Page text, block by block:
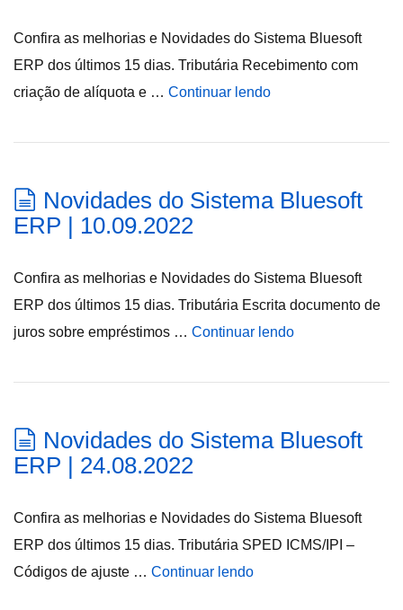
Confira as melhorias e Novidades do Sistema Bluesoft
ERP dos últimos 15 dias. Tributária Recebimento com
criação de alíquota e … Continuar lendo
Novidades do Sistema Bluesoft
ERP | 10.09.2022
Confira as melhorias e Novidades do Sistema Bluesoft
ERP dos últimos 15 dias. Tributária Escrita documento de
juros sobre empréstimos … Continuar lendo
Novidades do Sistema Bluesoft
ERP | 24.08.2022
Confira as melhorias e Novidades do Sistema Bluesoft
ERP dos últimos 15 dias. Tributária SPED ICMS/IPI –
Códigos de ajuste … Continuar lendo